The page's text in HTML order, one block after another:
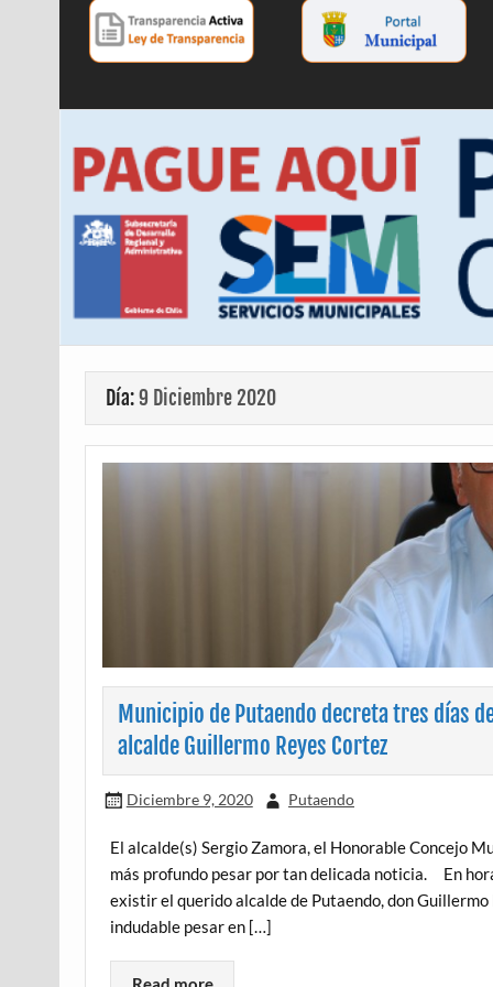
Día:9 Diciembre 2020
Municipio de Putaendo decreta tres días
alcalde Guillermo Reyes Cortez
Diciembre 9, 2020 Putaendo
El alcalde(s) Sergio Zamora, el Honorable Concejo
más profundo pesar por tan delicada noticia. En
existir el querido alcalde de Putaendo, don
indudable pesar en […]